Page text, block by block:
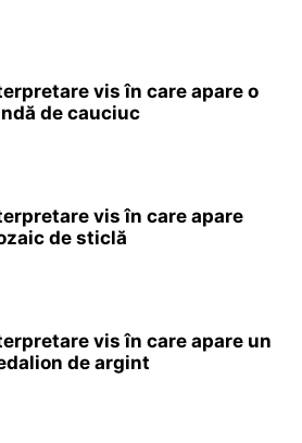
vis în care apare o
de cauciuc
vis în care apare
de sticlă
vis în care apare un
de argint